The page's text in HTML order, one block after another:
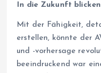
In die Zukunft blicken
Mit der Fähigkeit,
erstellen, könnte der
und -vorhersage
beeindruckend war